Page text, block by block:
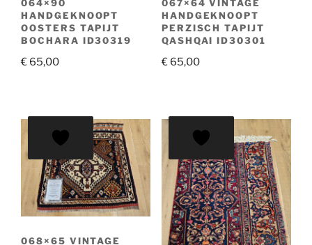
064×90
HANDGEKNOOPT
OOSTERS TAPIJT
BOCHARA ID30319
€ 65,00
067×64 VINTAGE
HANDGEKNOOPT
PERZISCH TAPIJT
QASHQAI ID30301
€65,00
068×65 VINTAGE